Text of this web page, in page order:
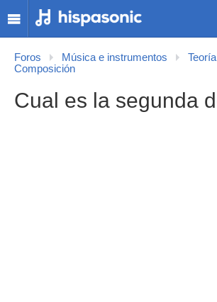
Foros Música e instrumentos
Composición
Cual es la segunda